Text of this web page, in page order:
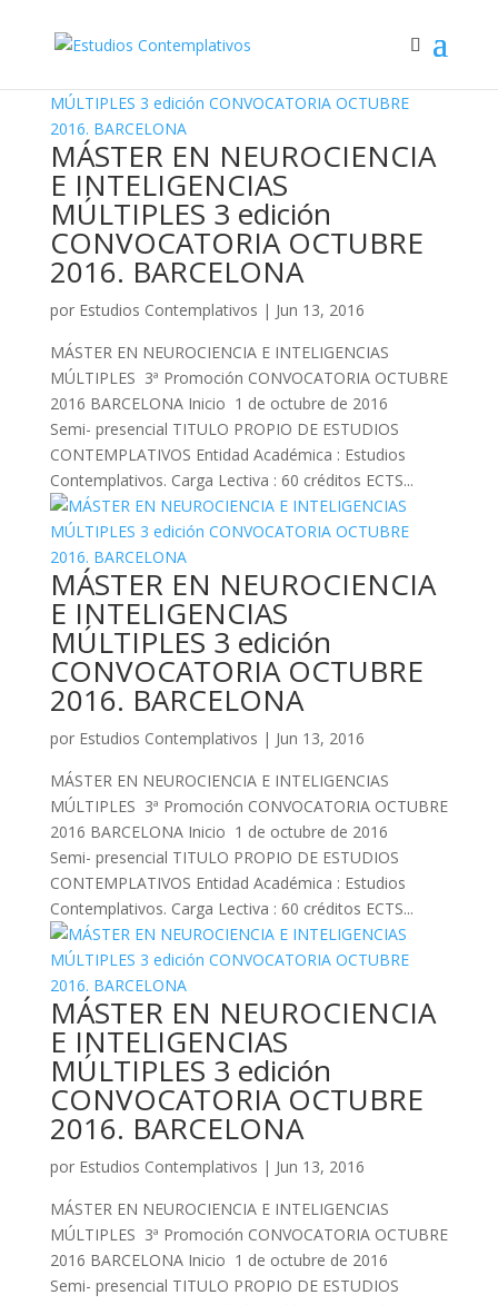
MÁSTER EN NEUROCIENCIA
E INTELIGENCIAS
MÚLTIPLES 3 edición
CONVOCATORIA OCTUBRE
2016. BARCELONA
por Estudios Contemplativos | Jun 13, 2016
MÁSTER EN NEUROCIENCIA E INTELIGENCIAS
MÚLTIPLES 3ª Promoción CONVOCATORIA OCTUBRE
2016 BARCELONA Inicio 1 de octubre de 2016
Semi- presencial TITULO PROPIO DE ESTUDIOS
CONTEMPLATIVOS Entidad Académica : Estudios
Contemplativos. Carga Lectiva : 60 créditos ECTS...
MÁSTER EN NEUROCIENCIA
E INTELIGENCIAS
MÚLTIPLES 3 edición
CONVOCATORIA OCTUBRE
2016. BARCELONA
por Estudios Contemplativos | Jun 13, 2016
MÁSTER EN NEUROCIENCIA E INTELIGENCIAS
MÚLTIPLES 3ª Promoción CONVOCATORIA OCTUBRE
2016 BARCELONA Inicio 1 de octubre de 2016
Semi- presencial TITULO PROPIO DE ESTUDIOS
CONTEMPLATIVOS Entidad Académica : Estudios
Contemplativos. Carga Lectiva : 60 créditos ECTS...
MÁSTER EN NEUROCIENCIA
E INTELIGENCIAS
MÚLTIPLES 3 edición
CONVOCATORIA OCTUBRE
2016. BARCELONA
por Estudios Contemplativos | Jun 13, 2016
MÁSTER EN NEUROCIENCIA E INTELIGENCIAS
MÚLTIPLES 3ª Promoción CONVOCATORIA OCTUBRE
2016 BARCELONA Inicio 1 de octubre de 2016
Semi- presencial TITULO PROPIO DE ESTUDIOS